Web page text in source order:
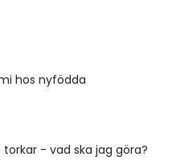
hos nyfödda
torkar - vad ska jag göra?